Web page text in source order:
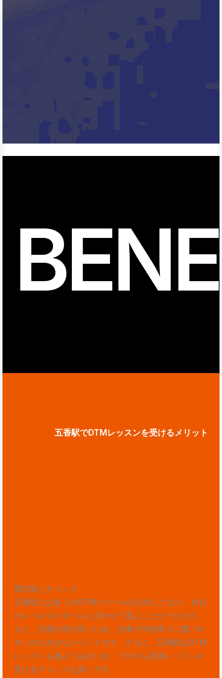
五香駅でDTMレッスンを受けるメリット
選択肢とチャンス
五香駅には多くのDTMスクールが点在しており、自分
のレベルやスタイルに合わせて選ぶことができます。
また、交通の便が良いため、仕事や学校帰りに通いや
すいのも大きなメリットです。さらに、五香駅はDTM
レッスンも盛んであるため、プロから直接レッスンを
受けるチャンスも多いです。